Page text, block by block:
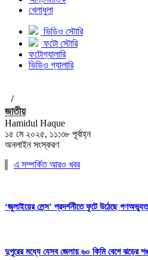
খেলাধুলা
ভিডিও স্টোরি
ফটো স্টোরি
ফটোগ্যালারি
ভিডিও গ্যালারি
/
জাতীয়
Hamidul Haque
১৫ মে ২০২৫, ১১:৩৮ পূর্বাহ্ন
অনলাইন সংস্করণ
এ সম্পর্কিত আরও খবর
‘জুলাইয়ের লেন্স’ প্রদর্শনীতে ফুটে উঠেছে
দুপুরের মধ্যে যেসব জেলায় ৬০ কিমি বেগে ঝড়ের